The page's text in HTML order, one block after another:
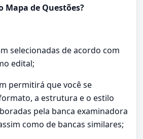
Mapa de Questões?
selecionadas de acordo com
edital;
permitirá que você se
a estrutura e o estilo
pela banca examinadora
como de bancas similares;